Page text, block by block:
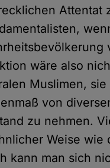
Attentat
wäre also
Muslimen,
von
zu nehmen.
Weise wie
kann man sich